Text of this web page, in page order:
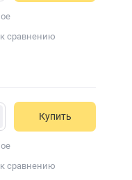
сравнению
Купить
сравнению